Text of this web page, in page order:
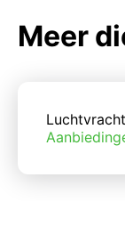
Meer
Luchtvracht